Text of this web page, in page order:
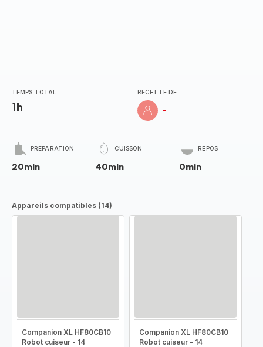
TEMPS TOTAL
1h
RECETTE DE
-
PRÉPARATION
20min
CUISSON
40min
REPOS
0min
Appareils compatibles (14)
Companion XL HF80CB10
Robot cuiseur - 14
Companion XL HF80CB10
Robot cuiseur - 14